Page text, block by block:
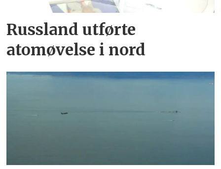
Russland utførte
atomøvelse i nord